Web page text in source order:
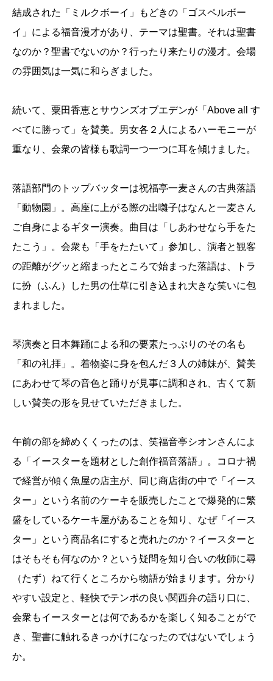
結成された「ミルクボーイ」もどきの「ゴスペルボー
イ」による福音漫才があり、テーマは聖書。それは聖書
なのか？聖書でないのか？行ったり来たりの漫才。会場
の雰囲気は一気に和らぎました。
続いて、粟田香恵とサウンズオブエデンが「Above all す
べてに勝って」を賛美。男女各２人によるハーモニーが
重なり、会衆の皆様も歌詞一つ一つに耳を傾けました。
落語部門のトップバッターは祝福亭一麦さんの古典落語
「動物園」。高座に上がる際の出囃子はなんと一麦さん
ご自身によるギター演奏。曲目は「しあわせなら手をた
たこう」。会衆も「手をたたいて」参加し、演者と観客
の距離がグッと縮まったところで始まった落語は、トラ
に扮（ふん）した男の仕草に引き込まれ大きな笑いに包
まれました。
琴演奏と日本舞踊による和の要素たっぷりのその名も
「和の礼拝」。着物姿に身を包んだ３人の姉妹が、賛美
にあわせて琴の音色と踊りが見事に調和され、古くて新
しい賛美の形を見せていただきました。
午前の部を締めくくったのは、笑福音亭シオンさんによ
る「イースターを題材とした創作福音落語」。コロナ禍
で経営が傾く魚屋の店主が、同じ商店街の中で「イース
ター」という名前のケーキを販売したことで爆発的に繁
盛をしているケーキ屋があることを知り、なぜ「イース
ター」という商品名にすると売れたのか？イースターと
はそもそも何なのか？という疑問を知り合いの牧師に尋
（たず）ねて行くところから物語が始まります。分かり
やすい設定と、軽快でテンポの良い関西弁の語り口に、
会衆もイースターとは何であるかを楽しく知ることがで
き、聖書に触れるきっかけになったのではないでしょう
か。